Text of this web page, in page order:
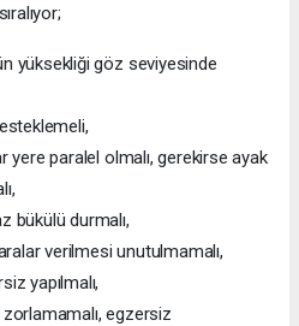
yüksekliği göz seviyesinde
yere paralel olmalı, gerekirse ayak
bükülü durmalı,
aralar verilmesi unutulmamalı,
yapılmalı,
zorlamamalı, egzersiz